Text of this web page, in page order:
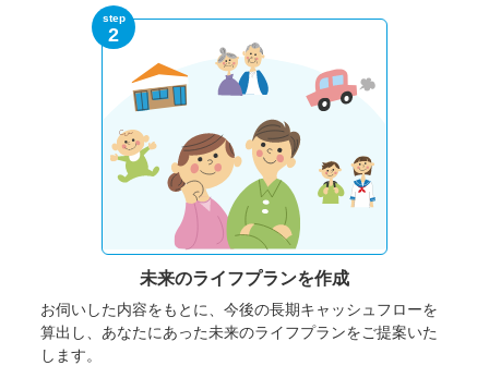
step
2
未来のライフプランを作成
お伺いした内容をもとに、今後の長期キャッシュフローを
算出し、あなたにあった未来のライフプランをご提案いた
します。